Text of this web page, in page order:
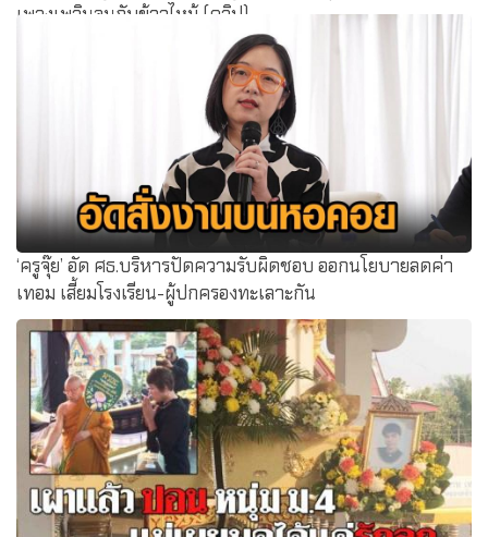
เพลงเพลินจนกับข้าวไหม้ (คลิป)
‘ครูจุ๊ย’ อัด ศธ.บริหารปัดความรับผิดชอบ ออกนโยบายลดค่า
เทอม เสี้ยมโรงเรียน-ผู้ปกครองทะเลาะกัน